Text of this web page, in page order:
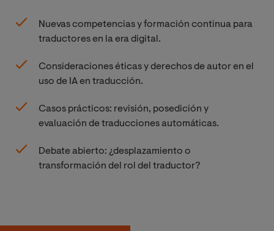
Nuevas competencias y formación continua para
traductores en la era digital.
Consideraciones éticas y derechos de autor en el
uso de IA en traducción.
Casos prácticos: revisión, posedición y
evaluación de traducciones automáticas.
Debate abierto: ¿desplazamiento o
transformación del rol del traductor?